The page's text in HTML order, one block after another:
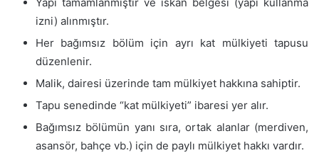
izni) alınmıştır.
Her bağımsız bölüm için ayrı kat mülkiyeti tapusu
düzenlenir.
Malik, dairesi üzerinde tam mülkiyet hakkına sahiptir.
Tapu senedinde “kat mülkiyeti” ibaresi yer alır.
Bağımsız bölümün yanı sıra, ortak alanlar (merdiven,
asansör, bahçe vb.) için de paylı mülkiyet hakkı vardır.